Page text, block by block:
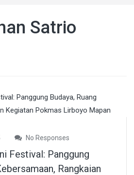
Satrio
No Responses
Festival: Panggung
Rangkaian